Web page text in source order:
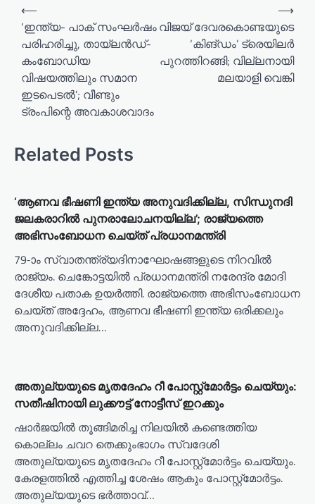
⟵
‘ഇന്ത്യ- പാക് സംഘര്‍ഷം
പരിഹരിച്ചു, തായ്‌ലന്‍ഡ്-
കംബോഡിയ
വിഷയത്തിലും സമാന
ഇടപെടല്‍’; വീണ്ടും
ട്രംപിന്റെ അവകാശവാദം
വിജയ് ദേവരകൊണ്ടയുടെ
‘കിങ്ഡം’ ട്രെയിലർ
പുറത്തിറങ്ങി; വില്ലനായി
മലയാളി വെങ്കി
⟶
Related Posts
‘ആണവ ഭീഷണി ഇന്ത്യ അനുവദിക്കില്ല, സിന്ധുനദി
ജലകരാറിൽ പുനരാലോചനയില്ല’; രാജ്യത്തെ
അഭിസംബോധന ചെയ്ത് പ്രധാനമന്ത്രി
79-ാം സ്വാതന്ത്ര്യദിനാഘോഷങ്ങളുടെ നിറവിൽ
രാജ്യം. ചെങ്കോട്ടയിൽ പ്രധാനമന്ത്രി നരേന്ദ്ര മോദി
ദേശീയ പതാക ഉയർത്തി. രാജ്യത്തെ അഭിസംബോധന
ചെയ്ത് അദ്ദേഹം, ആണവ ഭീഷണി ഇന്ത്യ ഒരിക്കലും
അനുവദിക്കില്ല…
അതുല്യയുടെ മൃതദേഹം റീ പോസ്റ്റ്മോര്‍ട്ടം ചെയ്യും:
സതീഷിനായി ലുക്കൗട്ട് നോട്ടീസ് ഇറക്കും
ഷാര്‍ജയില്‍ തൂങ്ങിമരിച്ച നിലയില്‍ കണ്ടെത്തിയ
കൊല്ലം ചവറ തെക്കുംഭാഗം സ്വദേശി
അതുല്യയുടെ മൃതദേഹം റീ പോസ്റ്റ്‌മോര്‍ട്ടം ചെയ്യും.
കേരളത്തില്‍ എത്തിച്ച ശേഷം ആകും പോസ്റ്റ്‌മോര്‍ട്ടം.
അതുല്യയുടെ ഭര്‍ത്താവ്…